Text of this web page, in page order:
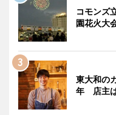
コモンズ
園花火大
東大和の
年 店主